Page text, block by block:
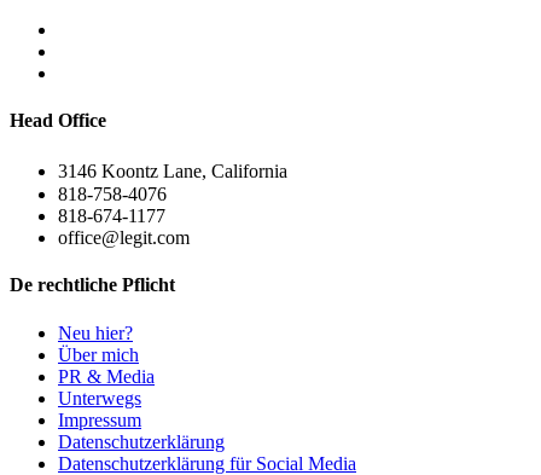
Head Office
3146 Koontz Lane, California
818-758-4076
818-674-1177
office@legit.com
De rechtliche Pflicht
Neu hier?
Über mich
PR & Media
Unterwegs
Impressum
Datenschutzerklärung
Datenschutzerklärung für Social Media